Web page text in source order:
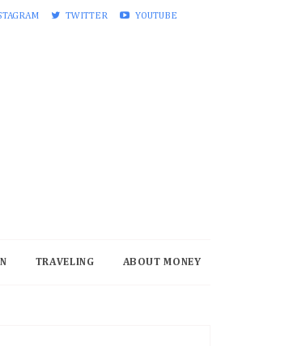
TWITTER YOUTUBE
TRAVELING ABOUT MONEY